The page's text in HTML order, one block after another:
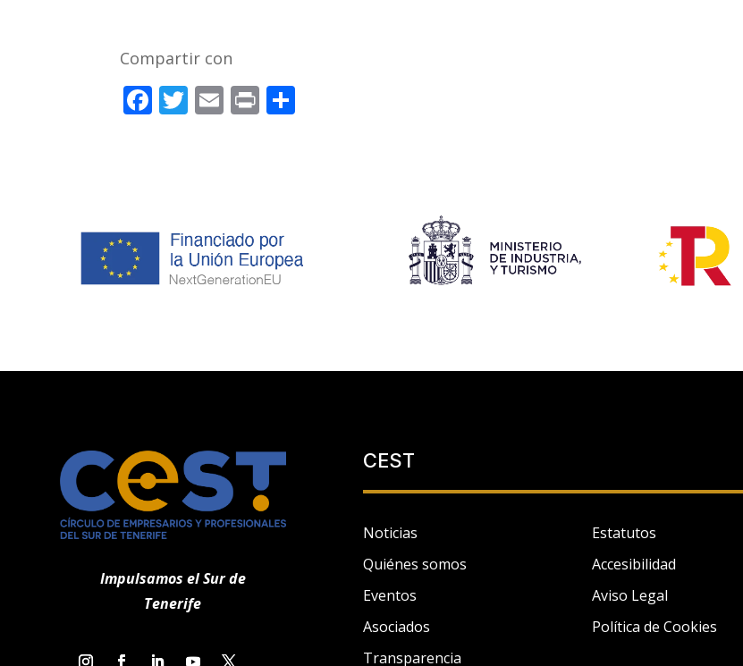
Compartir con
F
o
T E Pr
r
Impulsamos el Sur de
Tenerife
CEST
Noticias
Quiénes somos
Eventos
Asociados
Transparencia
Estatutos
Accesibilidad
Aviso Legal
Política de Cookies